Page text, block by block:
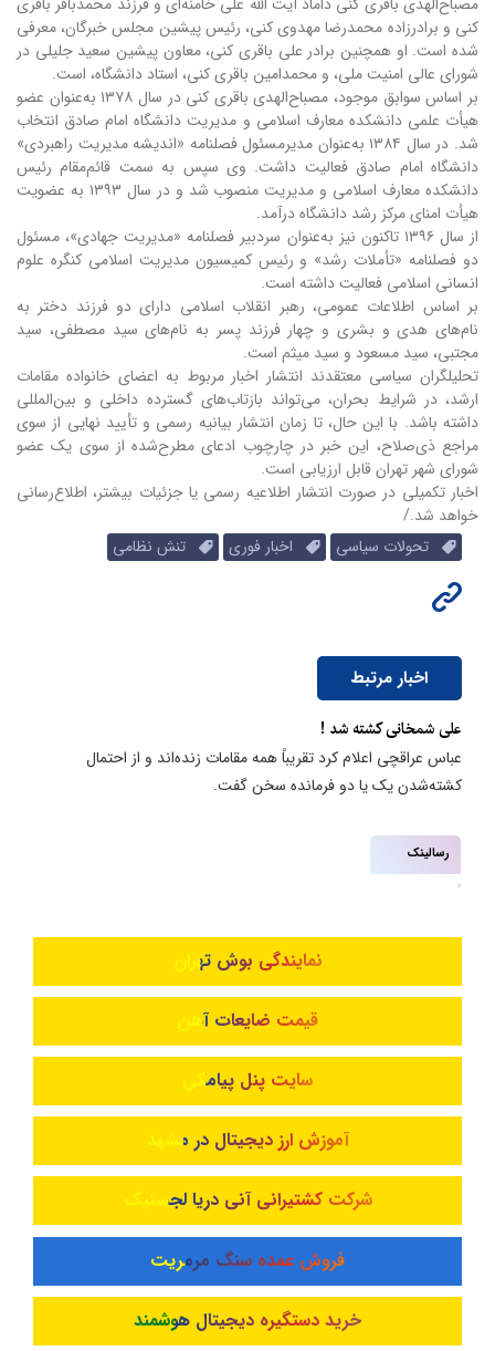
کنی و برادرزاده محمدرضا مهدوی کنی، رئیس پیشین مجلس خبرگان، معرفی
شده است. او همچنین برادر علی باقری کنی، معاون پیشین سعید جلیلی در
شورای عالی امنیت ملی، و محمدامین باقری کنی، استاد دانشگاه، است.
بر اساس سوابق موجود، مصباح‌الهدی باقری کنی در سال ۱۳۷۸ به‌عنوان عضو
هیأت علمی دانشکده معارف اسلامی و مدیریت دانشگاه امام صادق انتخاب
شد. در سال ۱۳۸۴ به‌عنوان مدیرمسئول فصلنامه «اندیشه مدیریت راهبردی»
دانشگاه امام صادق فعالیت داشت. وی سپس به سمت قائم‌مقام رئیس
دانشکده معارف اسلامی و مدیریت منصوب شد و در سال ۱۳۹۳ به عضویت
هیأت امنای مرکز رشد دانشگاه درآمد.
از سال ۱۳۹۶ تاکنون نیز به‌عنوان سردبیر فصلنامه «مدیریت جهادی»، مسئول
دو فصلنامه «تأملات رشد» و رئیس کمیسیون مدیریت اسلامی کنگره علوم
انسانی اسلامی فعالیت داشته است.
بر اساس اطلاعات عمومی، رهبر انقلاب اسلامی دارای دو فرزند دختر به
نام‌های هدی و بشری و چهار فرزند پسر به نام‌های سید مصطفی، سید
مجتبی، سید مسعود و سید میثم است.
تحلیلگران سیاسی معتقدند انتشار اخبار مربوط به اعضای خانواده مقامات
ارشد، در شرایط بحران، می‌تواند بازتاب‌های گسترده داخلی و بین‌المللی
داشته باشد. با این حال، تا زمان انتشار بیانیه رسمی و تأیید نهایی از سوی
مراجع ذی‌صلاح، این خبر در چارچوب ادعای مطرح‌شده از سوی یک عضو
شورای شهر تهران قابل ارزیابی است.
اخبار تکمیلی در صورت انتشار اطلاعیه رسمی یا جزئیات بیشتر، اطلاع‌رسانی
خواهد شد./
تحولات سیاسی
اخبار فوری تنش نظامی
اخبار مرتبط
علی شمخانی کشته شد !
عباس عراقچی اعلام کرد تقریباً همه مقامات زنده‌اند و از احتمال
کشته‌شدن یک یا دو فرمانده سخن گفت.
رسالینک
نمایندگی بوش تهران
قیمت ضایعات آهن
سایت پنل پیامکی
آموزش ارز دیجیتال در مشهد
شرکت کشتیرانی آنی دریا لجستیک
فروش عمده سنگ مرمریت
خرید دستگیره دیجیتال هوشمند